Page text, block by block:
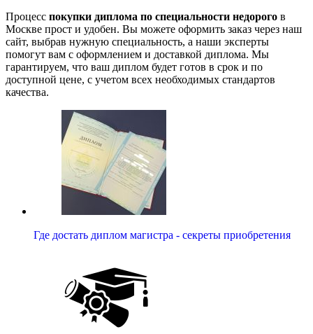
Процесс покупки диплома по специальности недорого в
Москве прост и удобен. Вы можете оформить заказ через наш
сайт, выбрав нужную специальность, а наши эксперты
помогут вам с оформлением и доставкой диплома. Мы
гарантируем, что ваш диплом будет готов в срок и по
доступной цене, с учетом всех необходимых стандартов
качества.
Где достать диплом магистра - секреты приобретения